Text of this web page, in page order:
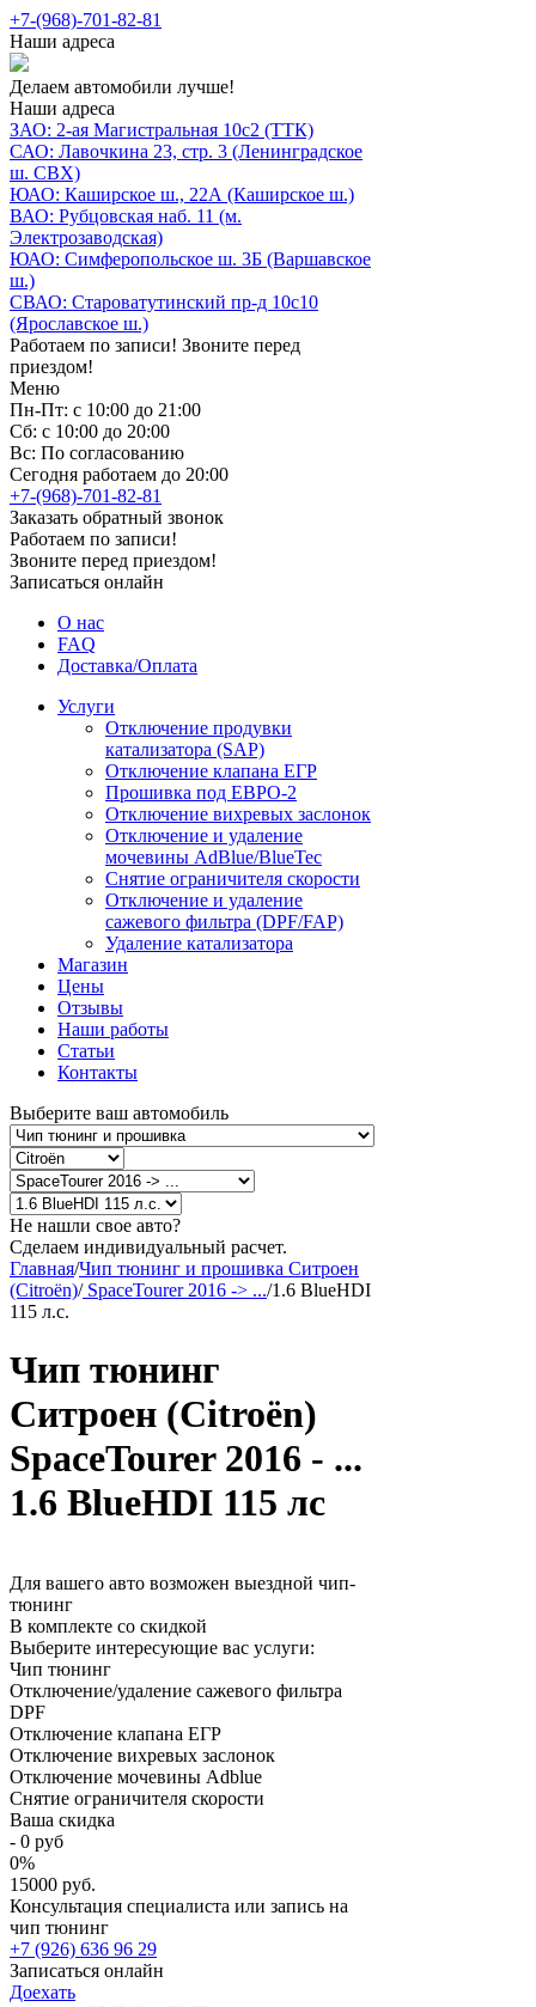
+7-(968)-701-82-81
Наши адреса
Делаем автомобили лучше!
Наши адреса
ЗАО: 2-ая Магистральная 10с2 (ТТК)
САО: Лавочкина 23, стр. 3 (Ленинградское
ш. СВХ)
ЮАО: Каширское ш., 22А (Каширское ш.)
ВАО: Рубцовская наб. 11 (м.
Электрозаводская)
ЮАО: Симферопольское ш. 3Б (Варшавское
ш.)
СВАО: Староватутинский пр-д 10с10
(Ярославское ш.)
Работаем по записи! Звоните перед
приездом!
Меню
Пн-Пт: с 10:00 до 21:00
Сб: с 10:00 до 20:00
Вс: По согласованию
Сегодня работаем до 20:00
+7-(968)-701-82-81
Заказать обратный звонок
Работаем по записи!
Звоните перед приездом!
Записаться онлайн
О нас
FAQ
Доставка/Оплата
Услуги
Отключение продувки
катализатора (SAP)
Отключение клапана ЕГР
Прошивка под ЕВРО-2
Отключение вихревых заслонок
Отключение и удаление
мочевины AdBlue/BlueTec
Снятие ограничителя скорости
Отключение и удаление
сажевого фильтра (DPF/FAP)
Удаление катализатора
Магазин
Цены
Отзывы
Наши работы
Статьи
Контакты
Выберите ваш автомобиль
Не нашли свое авто?
Сделаем индивидуальный расчет.
Главная/Чип тюнинг и прошивка Ситроен
(Citroën)/SpaceTourer 2016 -> .../1.6 BlueHDI
115 л.с.
Чип тюнинг
Ситроен (Citroën)
SpaceTourer 2016 - ...
1.6 BlueHDI 115 лс
Для вашего авто возможен выездной чип-
тюнинг
В комплекте со скидкой
Выберите интересующие вас услуги:
Чип тюнинг
Отключение/удаление сажевого фильтра
DPF
Отключение клапана ЕГР
Отключение вихревых заслонок
Отключение мочевины Adblue
Снятие ограничителя скорости
Ваша скидка
- 0 руб
0%
15000 руб.
Консультация специалиста или запись на
чип тюнинг
+7 (926) 636 96 29
Записаться онлайн
Доехать